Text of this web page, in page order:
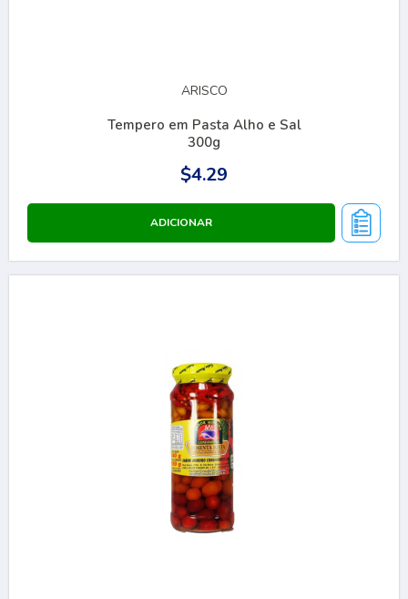
ARISCO
Tempero em Pasta Alho e Sal
300g
$4.29